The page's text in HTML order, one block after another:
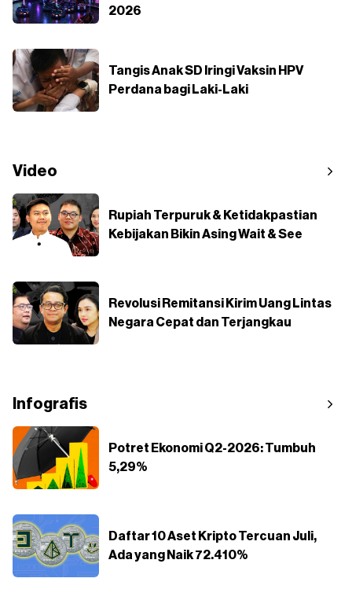
2026
Tangis Anak SD Iringi Vaksin HPV
Perdana bagi Laki-Laki
Video
Rupiah Terpuruk & Ketidakpastian
Kebijakan Bikin Asing Wait & See
Revolusi Remitansi Kirim Uang Lintas
Negara Cepat dan Terjangkau
Infografis
Potret Ekonomi Q2-2026: Tumbuh
5,29%
Daftar 10 Aset Kripto Tercuan Juli,
Ada yang Naik 72.410%